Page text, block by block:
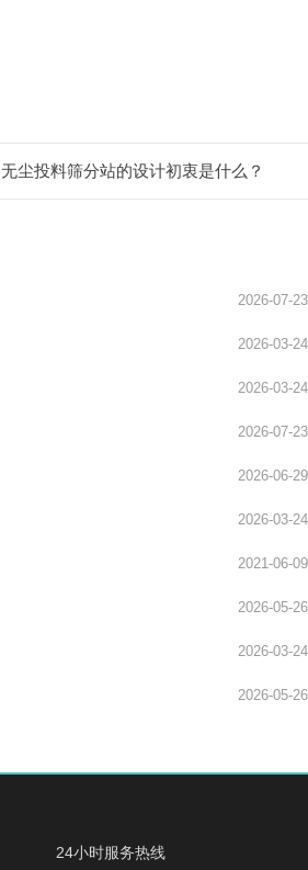
无尘投料筛分站的设计初衷是什么？
2026-07-23
2026-03-24
2026-03-24
2026-07-23
2026-06-29
2026-03-24
2021-06-09
2026-05-26
2026-03-24
2026-05-26
24小时服务热线